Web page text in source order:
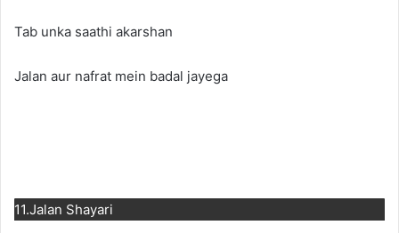
Tab unka saathi akarshan
Jalan aur nafrat mein badal jayega
11.Jalan Shayari